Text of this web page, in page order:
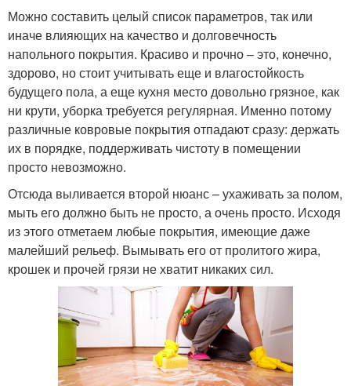
Можно составить целый список параметров, так или
иначе влияющих на качество и долговечность
напольного покрытия. Красиво и прочно – это, конечно,
здорово, но стоит учитывать еще и влагостойкость
будущего пола, а еще кухня место довольно грязное, как
ни крути, уборка требуется регулярная. Именно потому
различные ковровые покрытия отпадают сразу: держать
их в порядке, поддерживать чистоту в помещении
просто невозможно.
Отсюда выливается второй нюанс – ухаживать за полом,
мыть его должно быть не просто, а очень просто. Исходя
из этого отметаем любые покрытия, имеющие даже
малейший рельеф. Вымывать его от пролитого жира,
крошек и прочей грязи не хватит никаких сил.